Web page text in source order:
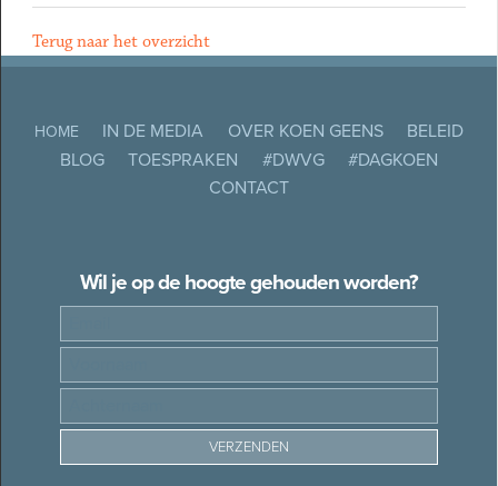
Terug naar het overzicht
HOME IN DE MEDIA OVER KOEN GEENS
BELEID
BLOG
TOESPRAKEN #DWVG
#DAGKOEN
CONTACT
Wil je op de hoogte gehouden worden?